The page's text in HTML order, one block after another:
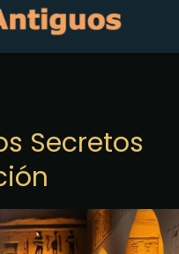
Secretos